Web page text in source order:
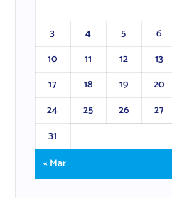
3
4 5 6
10
11 12 13
17
18 19 20
24
25 26 27
31
« Mar